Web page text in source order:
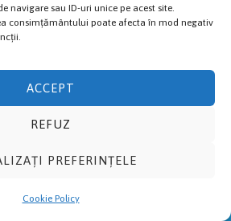
navigare sau ID-uri unice pe acest site.
consimțământului poate afecta în mod negativ
ACCEPT
REFUZ
PREFERINȚELE
Cookie Policy